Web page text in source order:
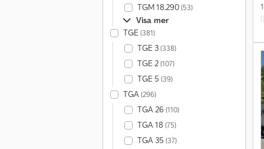
TGM 18.290(53)
Visa mer
TGE(381)
TGE 3(338)
TGE 2(107)
TGE 5 (39)
TGA(296)
TGA 26(110)
TGA 18 (75)
TGA 35 (37)